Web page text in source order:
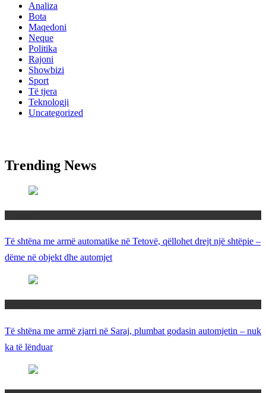
Analiza
Bota
Maqedoni
Neque
Politika
Rajoni
Showbizi
Sport
Të tjera
Teknologji
Uncategorized
Trending News
Të shtëna me armë automatike në Tetovë, qëllohet drejt një shtëpie –
dëme në objekt dhe automjet
Të shtëna me armë zjarri në Saraj, plumbat godasin automjetin – nuk
ka të lënduar